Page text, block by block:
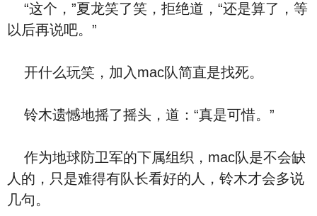
“这个，”夏龙笑了笑，拒绝道，“还是算了，等
以后再说吧。”
开什么玩笑，加入mac队简直是找死。
铃木遗憾地摇了摇头，道：“真是可惜。”
作为地球防卫军的下属组织，mac队是不会缺
人的，只是难得有队长看好的人，铃木才会多说
几句。